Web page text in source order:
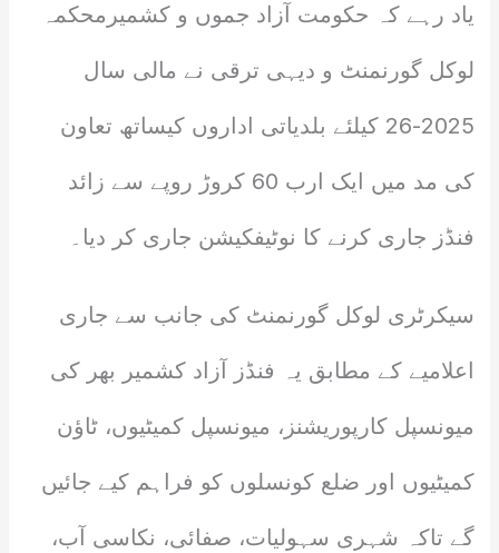
یاد رہے کہ حکومت آزاد جموں و کشمیرمحکمہ
لوکل گورنمنٹ و دیہی ترقی نے مالی سال
2025-26 کیلئے بلدیاتی اداروں کیساتھ تعاون
کی مد میں ایک ارب 60 کروڑ روپے سے زائد
فنڈز جاری کرنے کا نوٹیفکیشن جاری کر دیا۔
سیکرٹری لوکل گورنمنٹ کی جانب سے جاری
اعلامیے کے مطابق یہ فنڈز آزاد کشمیر بھر کی
میونسپل کارپوریشنز، میونسپل کمیٹیوں، ٹاؤن
کمیٹیوں اور ضلع کونسلوں کو فراہم کیے جائیں
گے تاکہ شہری سہولیات، صفائی، نکاسی آب،